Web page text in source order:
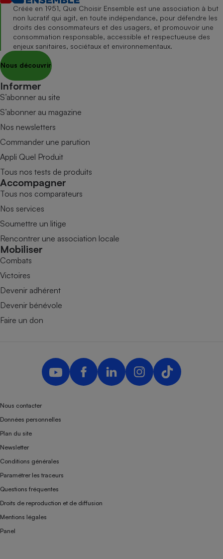
Créée en 1951, Que Choisir Ensemble est une association à but
non lucratif qui agit, en toute indépendance, pour défendre les
droits des consommateurs et des usagers, et promouvoir une
consommation responsable, accessible et respectueuse des
enjeux sanitaires, sociétaux et environnementaux.
Nous découvrir
Informer
S’abonner au site
S’abonner au magazine
Nos newsletters
Commander une parution
Appli Quel Produit
Tous nos tests de produits
Accompagner
Tous nos comparateurs
Nos services
Soumettre un litige
Rencontrer une association locale
Mobiliser
Combats
Victoires
Devenir adhérent
Devenir bénévole
Faire un don
Nous contacter
Données personnelles
Plan du site
Newsletter
Conditions générales
Paramétrer les traceurs
Questions fréquentes
Droits de reproduction et de diffusion
Mentions légales
Panel